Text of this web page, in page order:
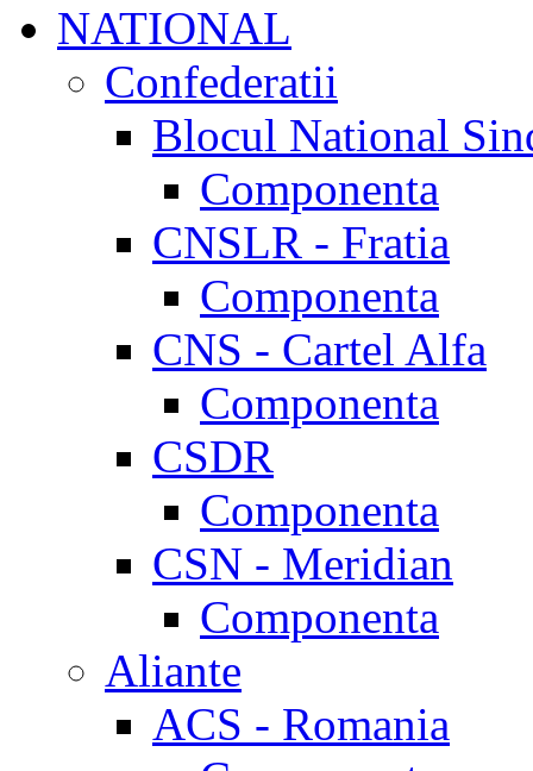
NATIONAL
Confederatii
Blocul National
Componenta
CNSLR - Fratia
Componenta
CNS - Cartel Alfa
Componenta
CSDR
Componenta
CSN - Meridian
Componenta
Aliante
ACS - Romania